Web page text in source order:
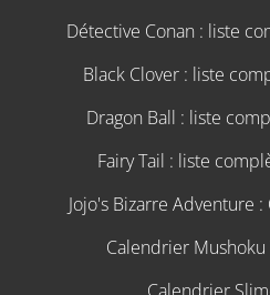
Détective Conan : liste
Black Clover : liste
Dragon Ball : liste
Fairy Tail : liste
Jojo's Bizarre Adventure
Calendrier Mushoku
Calendrier